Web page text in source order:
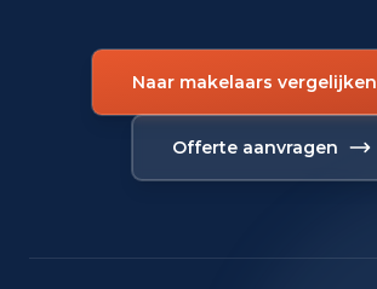
Naar makelaars vergelijken
Offerte aanvragen